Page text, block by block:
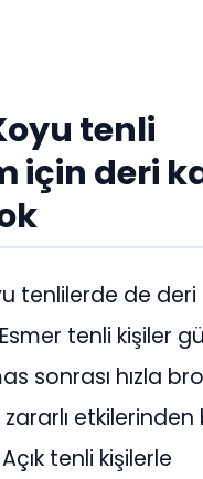
tenli
için deri
tenlilerde de deri
tenli kişiler
sonrası hızla
zararlı
tenli kişilerle